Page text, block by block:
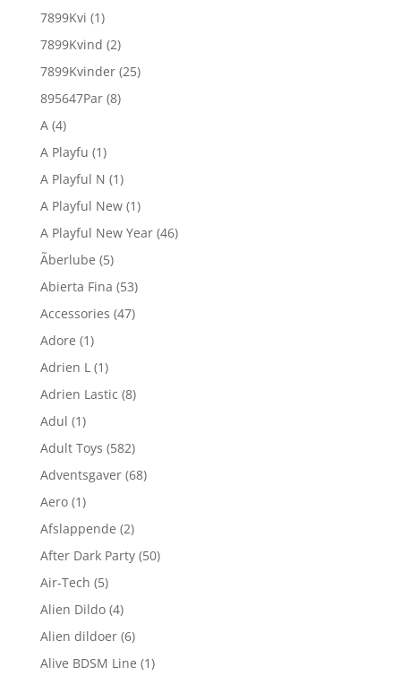
7899Kvi (1)
7899Kvind (2)
7899Kvinder (25)
895647Par (8)
A (4)
A Playfu (1)
A Playful N (1)
A Playful New (1)
A Playful New Year (46)
Ãberlube (5)
Abierta Fina (53)
Accessories (47)
Adore (1)
Adrien L (1)
Adrien Lastic (8)
Adul (1)
Adult Toys (582)
Adventsgaver (68)
Aero (1)
Afslappende (2)
After Dark Party (50)
Air-Tech (5)
Alien Dildo (4)
Alien dildoer (6)
Alive BDSM Line (1)